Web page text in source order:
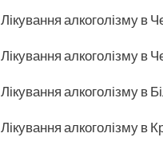
Лікування алкоголізму в
Лікування алкоголізму в
Лікування алкоголізму в
Лікування алкоголізму в